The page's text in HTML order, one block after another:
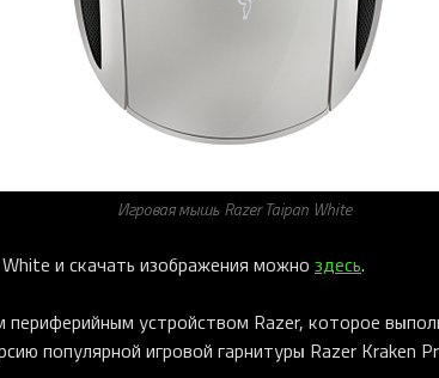
Игровая мышь Razer Taipan White
и скачать изображения можно здесь.
периферийным устройством Razer, которое
популярной игровой гарнитуры Razer Kraken